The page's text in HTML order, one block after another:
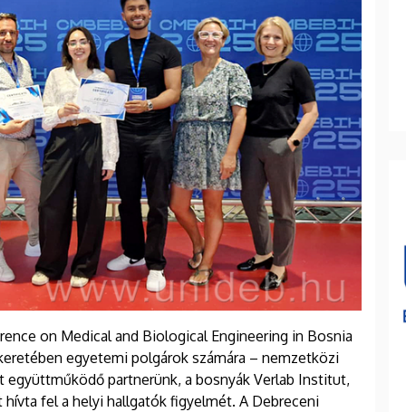
on Medical and Biological Engineering in Bosnia
egyetemi polgárok számára – nemzetközi
partnerünk, a bosnyák Verlab Institut,
fel a helyi hallgatók figyelmét. A Debreceni